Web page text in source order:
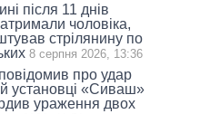
після 11 днів
чоловіка,
стрілянину по
8 серпня 2026, 13:36
про удар
установці «Сиваш»
ураження двох